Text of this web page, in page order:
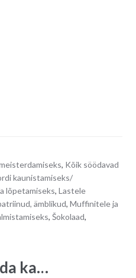
, Kõik söödavad
kaunistamiseks/
lõpetamiseks, Lastele
ämblikud, Muffinitele ja
, Šokolaad,
ka…